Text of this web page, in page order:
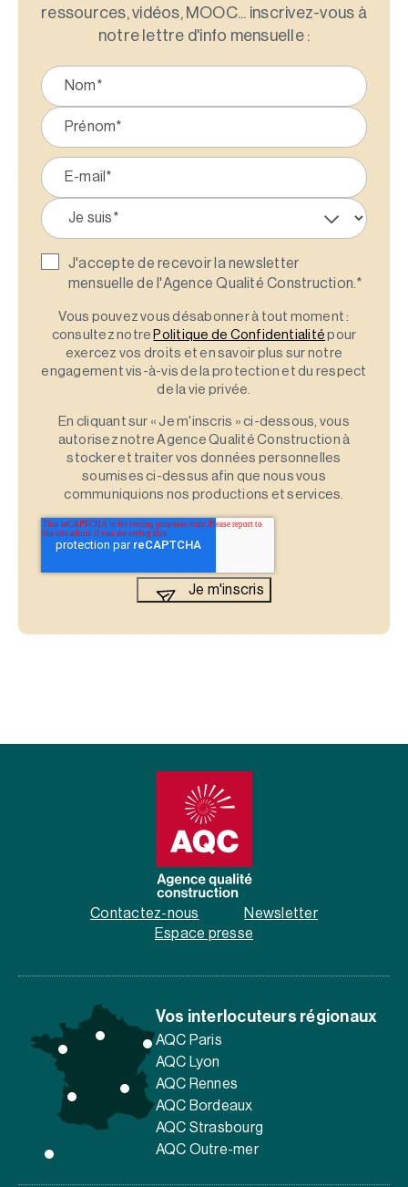
ressources, vidéos, MOOC... inscrivez-vous à
notre lettre d'info mensuelle :
J'accepte de recevoir la newsletter
mensuelle de l'Agence Qualité Construction.*
Vous pouvez vous désabonner à tout moment :
consultez notre Politique de Confidentialité pour
exercez vos droits et en savoir plus sur notre
engagement vis-à-vis de la protection et du respect
de la vie privée.
En cliquant sur « Je m'inscris » ci-dessous, vous
autorisez notre Agence Qualité Construction à
stocker et traiter vos données personnelles
soumises ci-dessus afin que nous vous
communiquions nos productions et services.
Contactez-nous
Newsletter
Espace presse
Vos interlocuteurs régionaux
AQC Paris
AQC Lyon
AQC Rennes
AQC Bordeaux
AQC Strasbourg
AQC Outre-mer